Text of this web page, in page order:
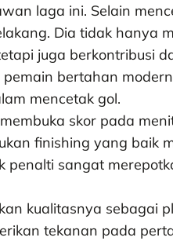
laga ini. Selain
Dia tidak hanya
juga berkontribusi
bertahan
mencetak gol.
skor pada
finishing yang baik
penalti sangat
kualitasnya sebagai
tekanan pada